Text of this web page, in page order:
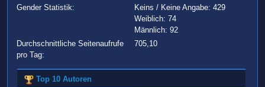
Gender Statistik:
Keins / Keine Angabe: 429
Weiblich: 74
Männlich: 92
Durchschnittliche Seitenaufrufe
pro Tag:
705,10
Top 10 Autoren